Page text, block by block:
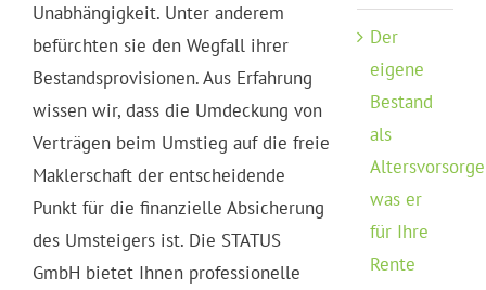
Unabhängigkeit. Unter anderem
befürchten sie den Wegfall ihrer
Bestandsprovisionen. Aus Erfahrung
wissen wir, dass die Umdeckung von
Verträgen beim Umstieg auf die freie
Maklerschaft der entscheidende
Punkt für die finanzielle Absicherung
des Umsteigers ist. Die STATUS
GmbH bietet Ihnen professionelle
Der
eigene
Bestand
als
was er
für Ihre
Rente